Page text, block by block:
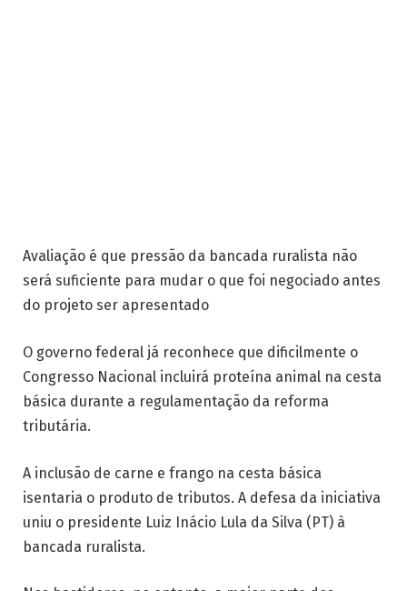
Avaliação é que pressão da bancada ruralista não
será suficiente para mudar o que foi negociado antes
do projeto ser apresentado
O governo federal já reconhece que dificilmente o
Congresso Nacional incluirá proteína animal na cesta
básica durante a regulamentação da reforma
tributária.
A inclusão de carne e frango na cesta básica
isentaria o produto de tributos. A defesa da iniciativa
uniu o presidente Luiz Inácio Lula da Silva (PT) à
bancada ruralista.